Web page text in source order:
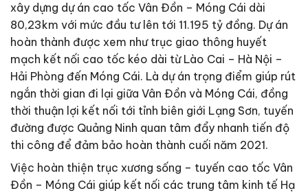
xây dựng dự án cao tốc Vân Đồn – Móng Cái dài
80,23km với mức đầu tư lên tới 11.195 tỷ đồng. Dự án
hoàn thành được xem như trục giao thông huyết
mạch kết nối cao tốc kéo dài từ Lào Cai – Hà Nội –
Hải Phòng đến Móng Cái. Là dự án trọng điểm giúp rút
ngắn thời gian đi lại giữa Vân Đồn và Móng Cái, đồng
thời thuận lợi kết nối tới tỉnh biên giới Lạng Sơn, tuyến
đường được Quảng Ninh quan tâm đẩy nhanh tiến độ
thi công để đảm bảo hoàn thành cuối năm 2021.
Việc hoàn thiện trục xương sống – tuyến cao tốc Vân
Đồn – Móng Cái giúp kết nối các trung tâm kinh tế Hạ